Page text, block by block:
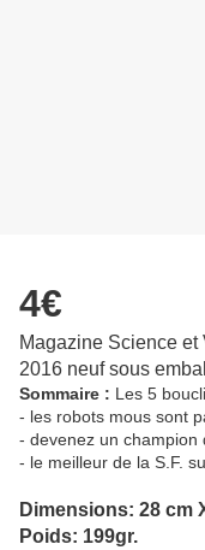
4€
Magazine Science
2016 neuf sous
Sommaire : Les 5
- les robots mous sont
- devenez un champion
- le meilleur de la S.F.
Dimensions: 28 cm
Poids: 199gr.